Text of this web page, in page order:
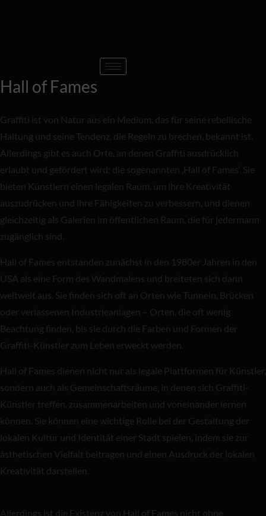
Hall of Fames
Graffiti ist von Natur aus ein Medium, das für seine rebellische
Haltung und seine Tendenz, die Regeln zu brechen, bekannt ist.
Allerdings gibt es auch Orte, an denen Graffiti ausdrücklich
erlaubt und gefördert wird: die sogenannten ‚Hall of Fames‘. Sie
bieten Künstlern einen legalen Raum, um ihre Kreativität
auszudrücken und ihre Fähigkeiten zu verbessern, und dienen
gleichzeitig als Galerien im öffentlichen Raum, die für jedermann
zugänglich sind.
Hall of Fames entstanden zunächst in den 1980er Jahren in den
USA als eine Form des Wandmalens und breiteten sich dann
weltweit aus. Sie finden sich oft an Orten wie Tunneln, Brücken
oder verlassenen Industrieanlagen – Orten, die oft wenig
Beachtung finden, bis sie durch die Farben und Formen der
Graffiti-Künstler zum Leben erweckt werden.
Hall of Fames dienen nicht nur als legale Plattformen für Künstler,
sondern auch als Gemeinschaftsräume, in denen sich Graffiti-
Künstler treffen, zusammenarbeiten und voneinander lernen
können. Sie können eine wichtige Rolle bei der Gestaltung der
lokalen Kultur und Identität einer Stadt spielen, indem sie zur
ästhetischen Vielfalt beitragen und einen Ausdruck der lokalen
Kreativität darstellen.
Allerdings ist die Existenz von Hall of Fames nicht ohne